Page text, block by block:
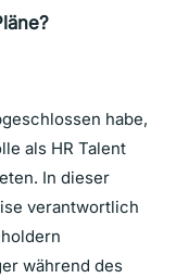
habe,
als HR Talent
In dieser
verantwortlich
während des